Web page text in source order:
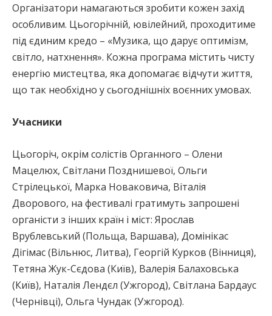
Організатори намагаються зробити кожен захід
особливим. Цьогорічній, ювілейний, проходитиме
під єдиним кредо – «Музика, що дарує оптимізм,
світло, натхнення». Кожна програма містить чисту
енергію мистецтва, яка допомагає відчути життя,
що так необхідно у сьогоднішніх воєнних умовах.
Учасники
Цьогоріч, окрім солістів Органного – Олени
Мацелюх, Світлани Позднишевої, Ольги
Стрілецької, Марка Новаковича, Віталія
Дворового, на фестивалі гратимуть запрошені
органісти з інших країн і міст: Ярослав
Врублевський (Польща, Варшава), Домінікас
Дігімас (Вільнюс, Литва), Георгій Курков (Вінниця),
Тетяна Жук-Сєдова (Київ), Валерія Балаховська
(Київ), Наталія Лендєл (Ужгород), Світлана Бардаус
(Чернівці), Ольга Чундак (Ужгород).